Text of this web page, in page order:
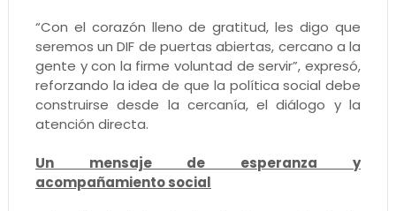
“Con el corazón lleno de gratitud, les digo que
seremos un DIF de puertas abiertas, cercano a la
gente y con la firme voluntad de servir”, expresó,
reforzando la idea de que la política social debe
construirse desde la cercanía, el diálogo y la
atención directa.
Un mensaje de esperanza y
acompañamiento social